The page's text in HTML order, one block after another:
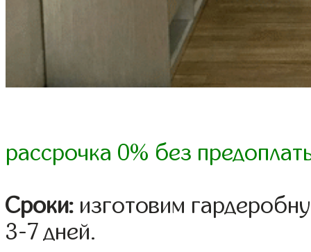
рассрочка 0% без
Сроки: изготовим
3-7 дней.